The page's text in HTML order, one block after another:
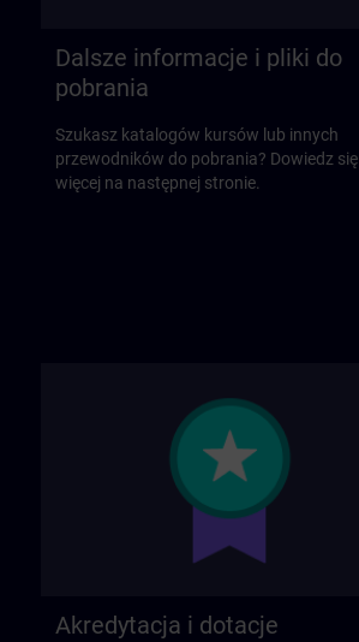
Dalsze informacje i pliki do
pobrania
Szukasz katalogów kursów lub innych
przewodników do pobrania? Dowiedz się
więcej na następnej stronie.
Akredytacja i dotacje